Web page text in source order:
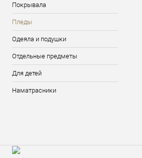
Покрывала
Пледы
Одеяла и подушки
Отдельные предметы
Для детей
Наматрасники